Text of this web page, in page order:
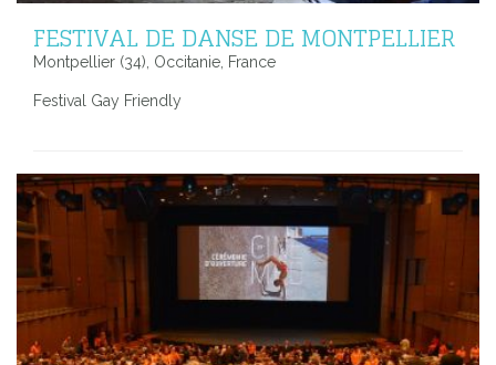
FESTIVAL DE DANSE DE MONTPELLIER
Montpellier (34), Occitanie, France
Festival Gay Friendly